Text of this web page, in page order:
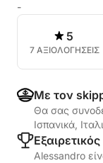
-
5
7 ΑΞΙΟΛΟΓΗΣΕΙΣ
Με τον
Θα σας
Ισπανικά,
Alessandro